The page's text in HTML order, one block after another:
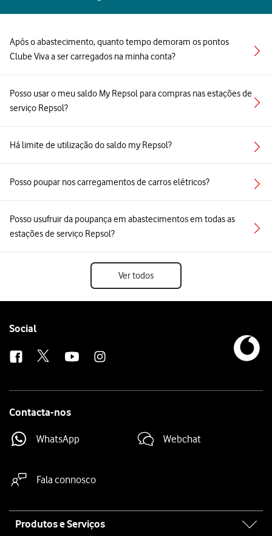
Após o abastecimento, quanto tempo demoram os pontos
Clube Viva a ser carregados na minha conta?
Posso usar o meu saldo My Repsol para compras nas estações de
serviço Repsol?
Há limite de utilização do saldo my Repsol?
Posso poupar nos carregamentos de carros elétricos?
Posso usufruir da poupança em abastecimentos em todas as
estações de serviço Repsol?
Ver todos
Follow
Social
Contacta-nos
WhatsApp Webchat
Fala connosco
map
Produtos e Serviços